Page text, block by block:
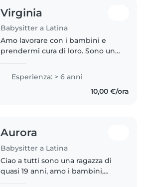
Virginia
Babysitter a Latina
Amo lavorare con i bambini e
prendermi cura di loro. Sono una
affidabile e responsabile. Ho
tanti anni di esperienza come
babysitter, principalmente con
Esperienza: > 6 anni
10,00 €/ora
Aurora
Babysitter a Latina
Ciao a tutti sono una ragazza di
quasi 19 anni, amo i bambini,